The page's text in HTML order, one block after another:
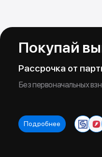
Подробнее